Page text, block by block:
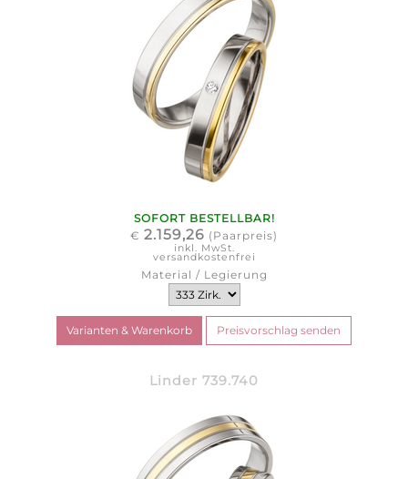
SOFORT BESTELLBAR!
€ 2.159,26 (Paarpreis)
inkl. MwSt.
versandkostenfrei
Material / Legierung
Linder 739.740